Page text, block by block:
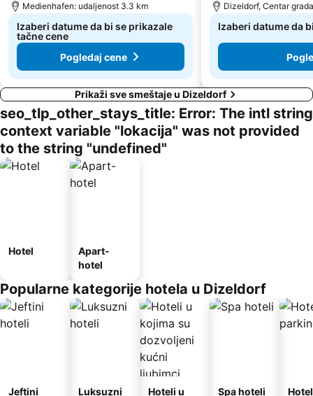
Medienhafen: udaljenost 3.3 km
Izaberi datume da bi se prikazale
tačne cene
Pogledaj cene
Dizeldorf, Centar
Izaberi datume da
Prikaži sve smeštaje u Dizeldorf
seo_tlp_other_stays_title: Error: The intl string
context variable "lokacija" was not provided
to the string "undefined"
Hotel
Apart-
hotel
Popularne kategorije hotela u Dizeldorf
Jeftini
Luksuzni
Hoteli u
Spa hoteli